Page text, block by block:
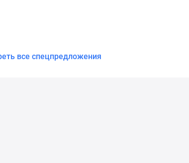
все спецпредложения